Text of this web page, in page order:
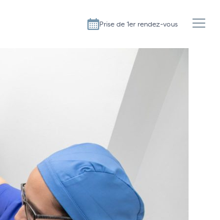
Prise de 1er rendez-vous